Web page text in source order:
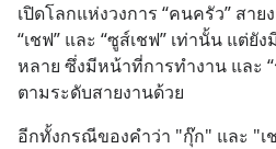
เปิดโลกแห่งวงการ “คนครัว” สา
“เชฟ” และ “ซูส์เชฟ” เท่านั้น แต่
หลาย ซึ่งมีหน้าที่การทำงาน และ
ตามระดับสายงานด้วย
อีกทั้งกรณีของคำว่า "กุ๊ก" และ "